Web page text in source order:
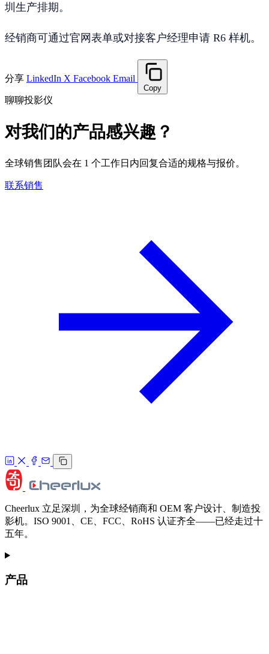
圳生产排期。
经销商可通过官网表单或对接客户经理申请 R6 样机。
分享 LinkedIn X Facebook Email
Copy
聊聊投影仪
对我们的产品感兴趣？
全球销售团队会在 1 个工作日内回复合适的规格与报价。
联系销售
Cheerlux 立足深圳，为全球经销商和 OEM 客户设计、制造投
影机。ISO 9001、CE、FCC、RoHS 认证齐全——已经走过十
五年。
产品